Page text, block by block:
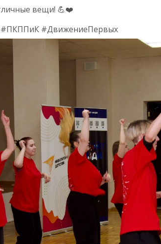
вещи! 💪❤️
#ПКППиК #ДвижениеПервых